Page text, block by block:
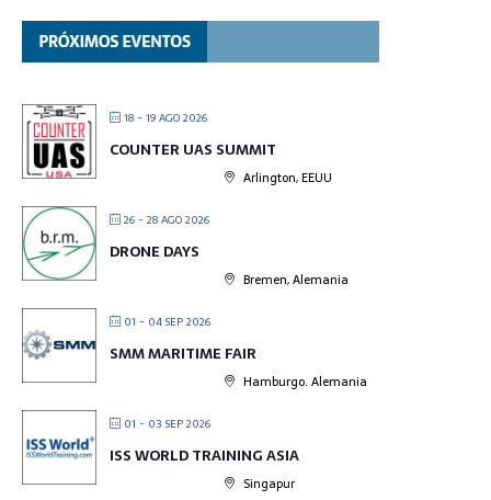
18 - 19 AGO 2026
COUNTER UAS SUMMIT
Arlington, EEUU
26 - 28 AGO 2026
DRONE DAYS
Bremen, Alemania
01 - 04 SEP 2026
SMM MARITIME FAIR
Hamburgo. Alemania
01 - 03 SEP 2026
ISS WORLD TRAINING ASIA
Singapur